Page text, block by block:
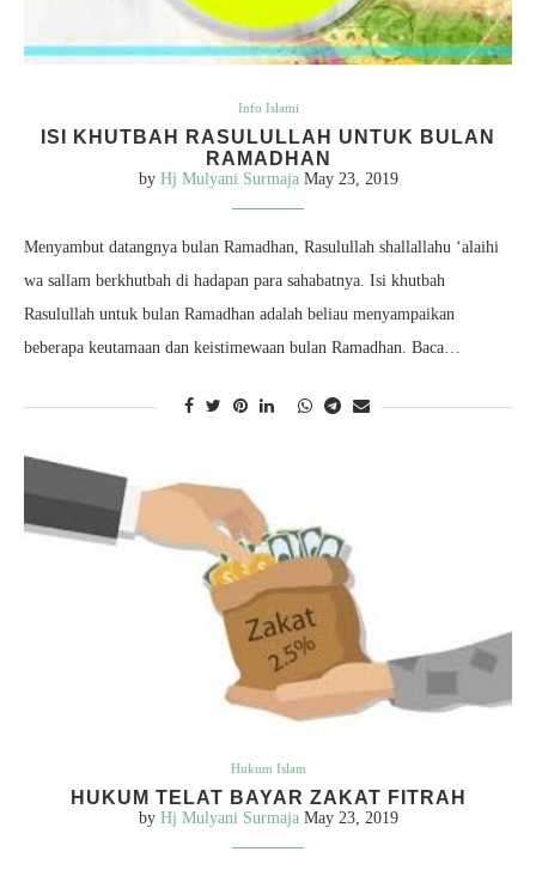
Info Islami
ISI KHUTBAH RASULULLAH UNTUK BULAN
RAMADHAN
by Hj Mulyani Surmaja May 23, 2019
Menyambut datangnya bulan Ramadhan, Rasulullah shallallahu ‘alaihi
wa sallam berkhutbah di hadapan para sahabatnya. Isi khutbah
Rasulullah untuk bulan Ramadhan adalah beliau menyampaikan
beberapa keutamaan dan keistimewaan bulan Ramadhan. Baca…
Hukum Islam
HUKUM TELAT BAYAR ZAKAT FITRAH
by Hj Mulyani Surmaja May 23, 2019